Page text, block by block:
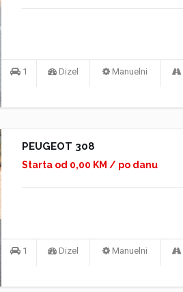
1 Dizel Manuelni
PEUGEOT 308
Starta od 0,00 KM / po danu
1 Dizel Manuelni